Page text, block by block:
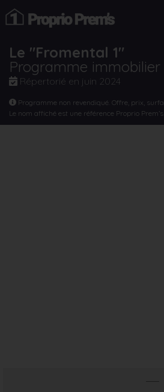
Le "Fromental 1"
Programme immobilier
Répertorié en juin 2024
Programme non revendiqué. Offre, prix,
Le nom affiché est une référence Proprio